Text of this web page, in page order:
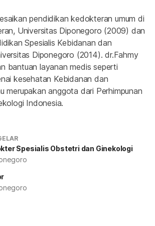
pendidikan kedokteran umum di
Universitas Diponegoro (2009) dan
Spesialis Kebidanan dan
Diponegoro (2014). dr.Fahmy
bantuan layanan medis seperti
kesehatan Kebidanan dan
merupakan anggota dari Perhimpunan
Indonesia.
Spesialis Obstetri dan Ginekologi